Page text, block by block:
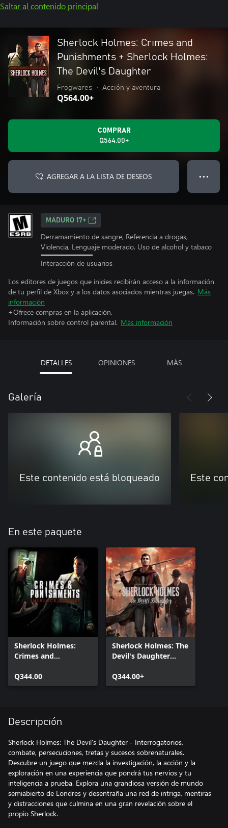
Saltar al contenido principal
Sherlock Holmes: Crimes and
Punishments + Sherlock Holmes:
The Devil's Daughter
Frogwares • Acción y aventura
Q564.00+
COMPRAR
Q564.00+
AGREGAR A LA LISTA DE DESEOS ● ● ●
MADURO 17+
Derramamiento de sangre, Referencia a drogas,
Violencia, Lenguaje moderado, Uso de alcohol y tabaco
Interacción de usuarios
Los editores de juegos que inicies recibirán acceso a la información
de tu perfil de Xbox y a los datos asociados mientras juegas. Más
información
+Ofrece compras en la aplicación.
Información sobre control parental. Más información
DETALLES OPINIONES MÁS
Galería
Este contenido está bloqueado Este
En este paquete
Sherlock Holmes:
Crimes and
Q344.00
Sherlock Holmes: The
Devil's Daughter
Q344.00+
Descripción
Sherlock Holmes: The Devil's Daughter - Interrogatorios,
combate, persecuciones, tretas y sucesos sobrenaturales.
Descubre un juego que mezcla la investigación, la acción y la
exploración en una experiencia que pondrá tus nervios y tu
inteligencia a prueba. Explora una grandiosa versión de mundo
semiabierto de Londres y desentraña una red de intriga, mentiras
y distracciones que culmina en una gran revelación sobre el
propio Sherlock.